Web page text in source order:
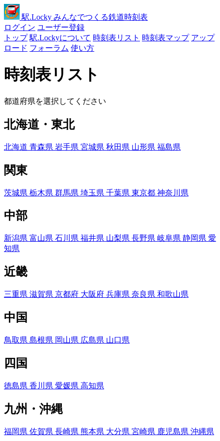
駅.Locky みんなでつくる鉄道時刻表
ログイン ユーザー登録
トップ 駅.Lockyについて 時刻表リスト 時刻表マップ アップ
ロード フォーラム 使い方
時刻表リスト
都道府県を選択してください
北海道・東北
北海道 青森県 岩手県 宮城県 秋田県 山形県 福島県
関東
茨城県 栃木県 群馬県 埼玉県 千葉県 東京都 神奈川県
中部
新潟県 富山県 石川県 福井県 山梨県 長野県 岐阜県 静岡県 愛
知県
近畿
三重県 滋賀県 京都府 大阪府 兵庫県 奈良県 和歌山県
中国
鳥取県 島根県 岡山県 広島県 山口県
四国
徳島県 香川県 愛媛県 高知県
九州・沖縄
福岡県 佐賀県 長崎県 熊本県 大分県 宮崎県 鹿児島県 沖縄県